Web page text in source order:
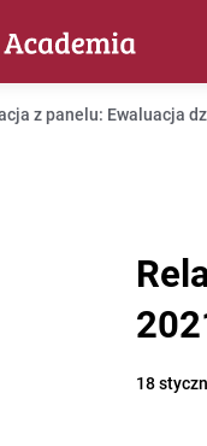
z panelu: Ewaluacja
18